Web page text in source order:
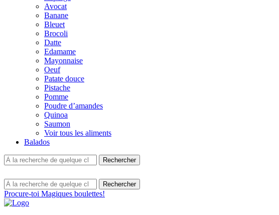
Avocat
Banane
Bleuet
Brocoli
Datte
Edamame
Mayonnaise
Oeuf
Patate douce
Pistache
Pomme
Poudre d’amandes
Quinoa
Saumon
Voir tous les aliments
Balados
Procure-toi Magiques boulettes!